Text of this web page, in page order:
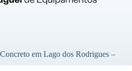
em Lago dos Rodrigues –